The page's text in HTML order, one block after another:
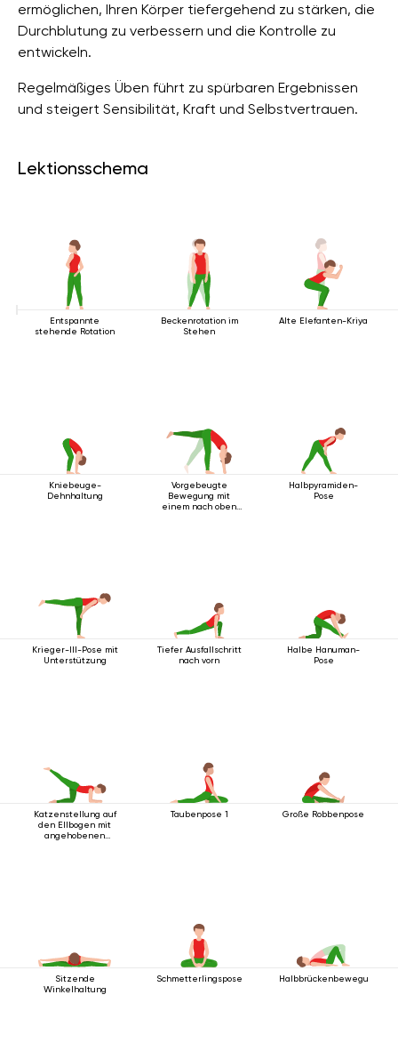
ermöglichen, Ihren Körper tiefergehend zu stärken, die
Durchblutung zu verbessern und die Kontrolle zu
entwickeln.
Regelmäßiges Üben führt zu spürbaren Ergebnissen
und steigert Sensibilität, Kraft und Selbstvertrauen.
Lektionsschema
Entspannte
stehende Rotation
Beckenrotation im
Stehen
Alte Elefanten-Kriya
Kniebeuge-
Dehnhaltung
Vorgebeugte
Bewegung mit
einem nach oben
Halbpyramiden-
Pose
Krieger-III-Pose mit
Unterstützung
Tiefer Ausfallschritt
nach vorn
Halbe Hanuman-
Pose
Katzenstellung auf
den Ellbogen mit
angehobenen
Taubenpose 1 Große Robbenpose
Sitzende
Winkelhaltung
Schmetterlingspose Halbbrückenbewegung